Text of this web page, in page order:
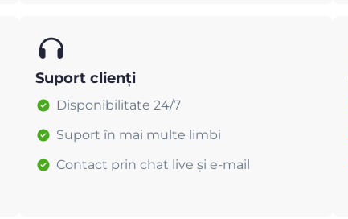
Suport clienți
Disponibilitate 24/7
Suport în mai multe limbi
Contact prin chat live și e-mail